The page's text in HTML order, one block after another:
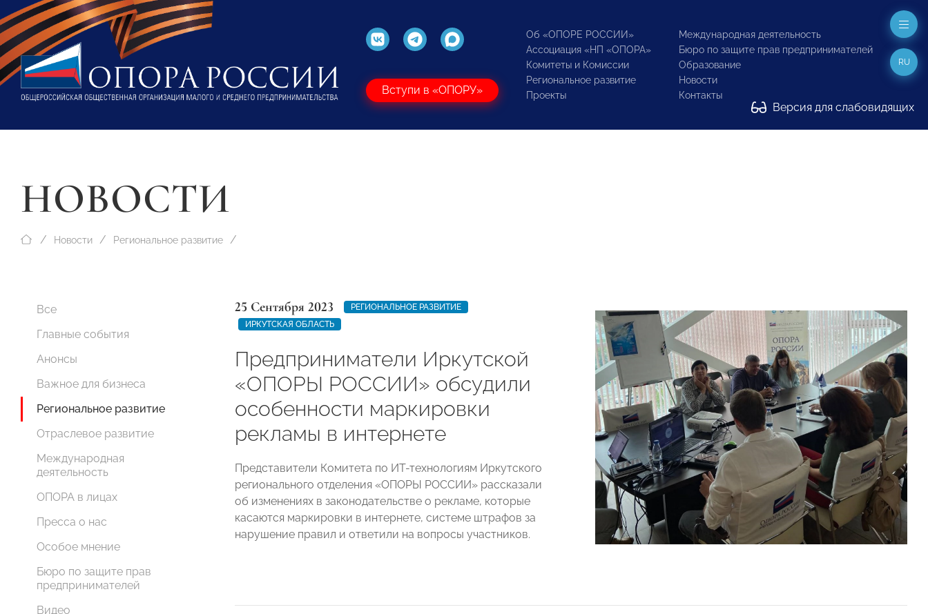
Вступи в «ОПОРУ»
Об «ОПОРЕ РОССИИ»
Ассоциация «НП «ОПОРА»
Комитеты и Комиссии
Региональное развитие
Проекты
Международная деятельность
Бюро по защите прав предпринимателей
Образование
Новости
Контакты
Версия для слабовидящих
RU
НОВОСТИ
Новости Региональное развитие
Все
Главные события
Анонсы
Важное для бизнеса
Региональное развитие
Отраслевое развитие
Международная
деятельность
ОПОРА в лицах
Пресса о нас
Особое мнение
Бюро по защите прав
предпринимателей
Видео
25 Сентября 2023
РЕГИОНАЛЬНОЕ РАЗВИТИЕ
ИРКУТСКАЯ ОБЛАСТЬ
Предприниматели Иркутской
«ОПОРЫ РОССИИ» обсудили
особенности маркировки
рекламы в интернете
Представители Комитета по ИТ-технологиям Иркутского
регионального отделения «ОПОРЫ РОССИИ» рассказали
об изменениях в законодательстве о рекламе, которые
касаются маркировки в интернете, системе штрафов за
нарушение правил и ответили на вопросы участников.